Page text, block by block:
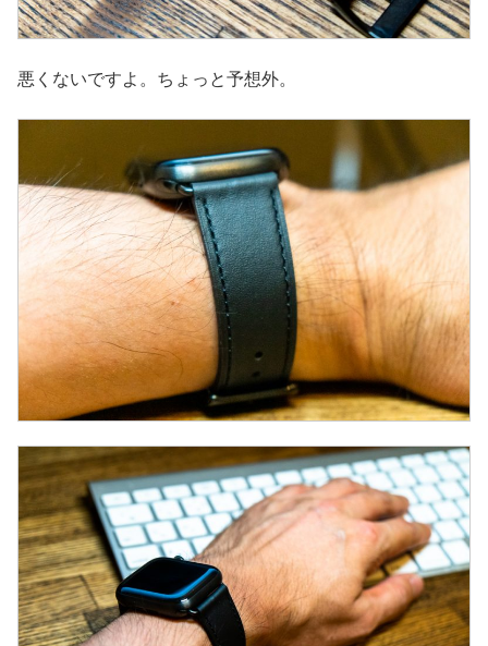
悪くないですよ。ちょっと予想外。